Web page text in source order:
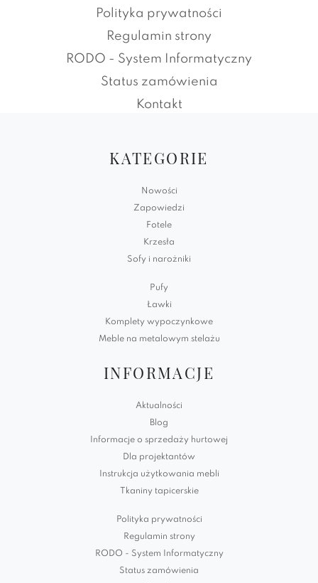
Polityka prywatności
Regulamin strony
RODO - System Informatyczny
Status zamówienia
Kontakt
KATEGORIE
Nowości
Zapowiedzi
Fotele
Krzesła
Sofy i narożniki
Pufy
Ławki
Komplety wypoczynkowe
Meble na metalowym stelażu
INFORMACJE
Aktualności
Blog
Informacje o sprzedaży hurtowej
Dla projektantów
Instrukcja użytkowania mebli
Tkaniny tapicerskie
Polityka prywatności
Regulamin strony
RODO - System Informatyczny
Status zamówienia